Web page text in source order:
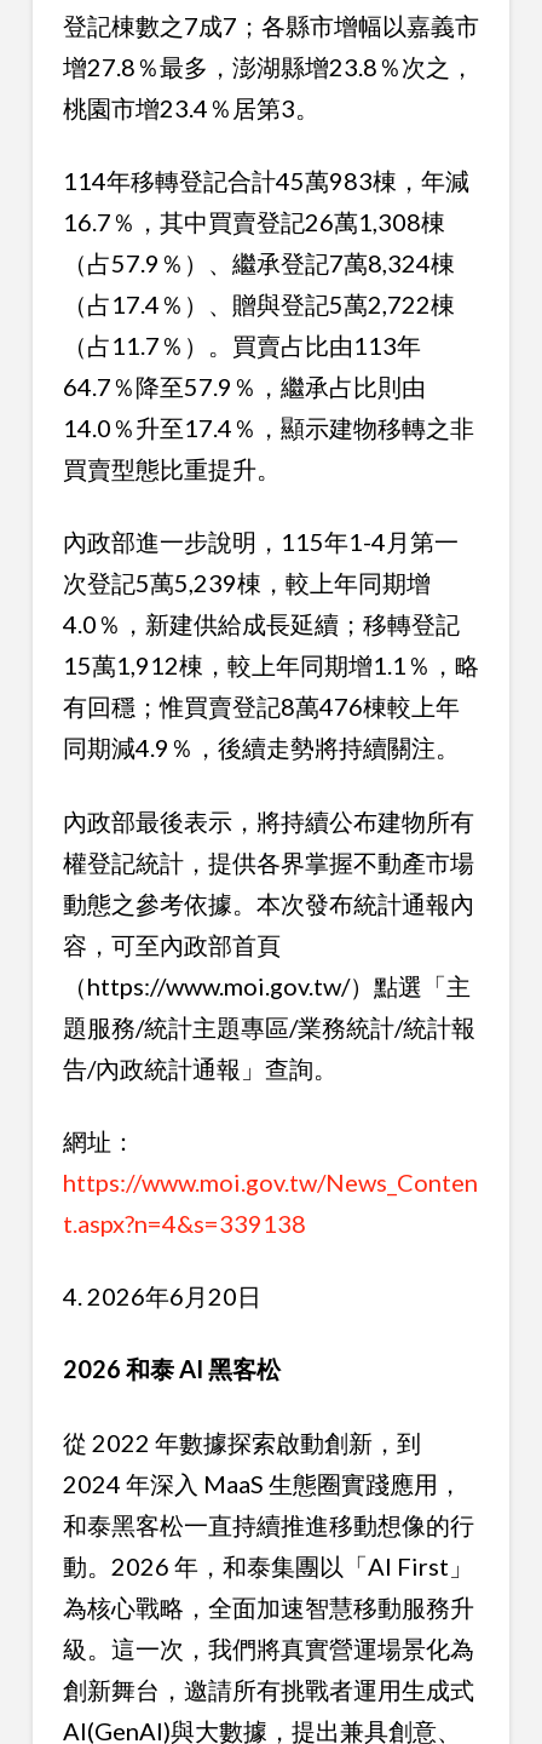
登記棟數之7成7；各縣市增幅以嘉義市
增27.8％最多，澎湖縣增23.8％次之，
桃園市增23.4％居第3。
114年移轉登記合計45萬983棟，年減
16.7％，其中買賣登記26萬1,308棟
（占57.9％）、繼承登記7萬8,324棟
（占17.4％）、贈與登記5萬2,722棟
（占11.7％）。買賣占比由113年
64.7％降至57.9％，繼承占比則由
14.0％升至17.4％，顯示建物移轉之非
買賣型態比重提升。
內政部進一步說明，115年1-4月第一
次登記5萬5,239棟，較上年同期增
4.0％，新建供給成長延續；移轉登記
15萬1,912棟，較上年同期增1.1％，略
有回穩；惟買賣登記8萬476棟較上年
同期減4.9％，後續走勢將持續關注。
內政部最後表示，將持續公布建物所有
權登記統計，提供各界掌握不動產市場
動態之參考依據。本次發布統計通報內
容，可至內政部首頁
（https://www.moi.gov.tw/）點選「主
題服務/統計主題專區/業務統計/統計報
告/內政統計通報」查詢。
網址：
https://www.moi.gov.tw/News_Conten
t.aspx?n=4&s=339138
4. 2026年6月20日
2026 和泰 AI 黑客松
從 2022 年數據探索啟動創新，到
2024 年深入 MaaS 生態圈實踐應用，
和泰黑客松一直持續推進移動想像的行
動。2026 年，和泰集團以「AI First」
為核心戰略，全面加速智慧移動服務升
級。這一次，我們將真實營運場景化為
創新舞台，邀請所有挑戰者運用生成式
AI(GenAI)與大數據，提出兼具創意、